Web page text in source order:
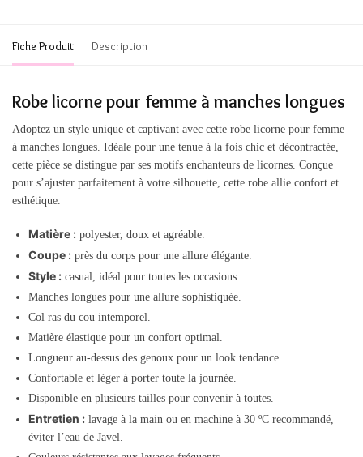
Fiche Produit Description
Robe licorne pour femme à manches longues
Adoptez un style unique et captivant avec cette robe licorne pour femme
à manches longues. Idéale pour une tenue à la fois chic et décontractée,
cette pièce se distingue par ses motifs enchanteurs de licornes. Conçue
pour s’ajuster parfaitement à votre silhouette, cette robe allie confort et
esthétique.
Matière : polyester, doux et agréable.
Coupe : près du corps pour une allure élégante.
Style : casual, idéal pour toutes les occasions.
Manches longues pour une allure sophistiquée.
Col ras du cou intemporel.
Matière élastique pour un confort optimal.
Longueur au-dessus des genoux pour un look tendance.
Confortable et léger à porter toute la journée.
Disponible en plusieurs tailles pour convenir à toutes.
Entretien : lavage à la main ou en machine à 30 ºC recommandé,
éviter l’eau de Javel.